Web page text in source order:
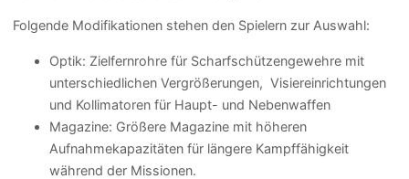
Folgende Modifikationen stehen den Spielern zur Auswahl:
Optik: Zielfernrohre für Scharfschützengewehre mit
unterschiedlichen Vergrößerungen, Visiereinrichtungen
und Kollimatoren für Haupt- und Nebenwaffen
Magazine: Größere Magazine mit höheren
Aufnahmekapazitäten für längere Kampffähigkeit
während der Missionen.